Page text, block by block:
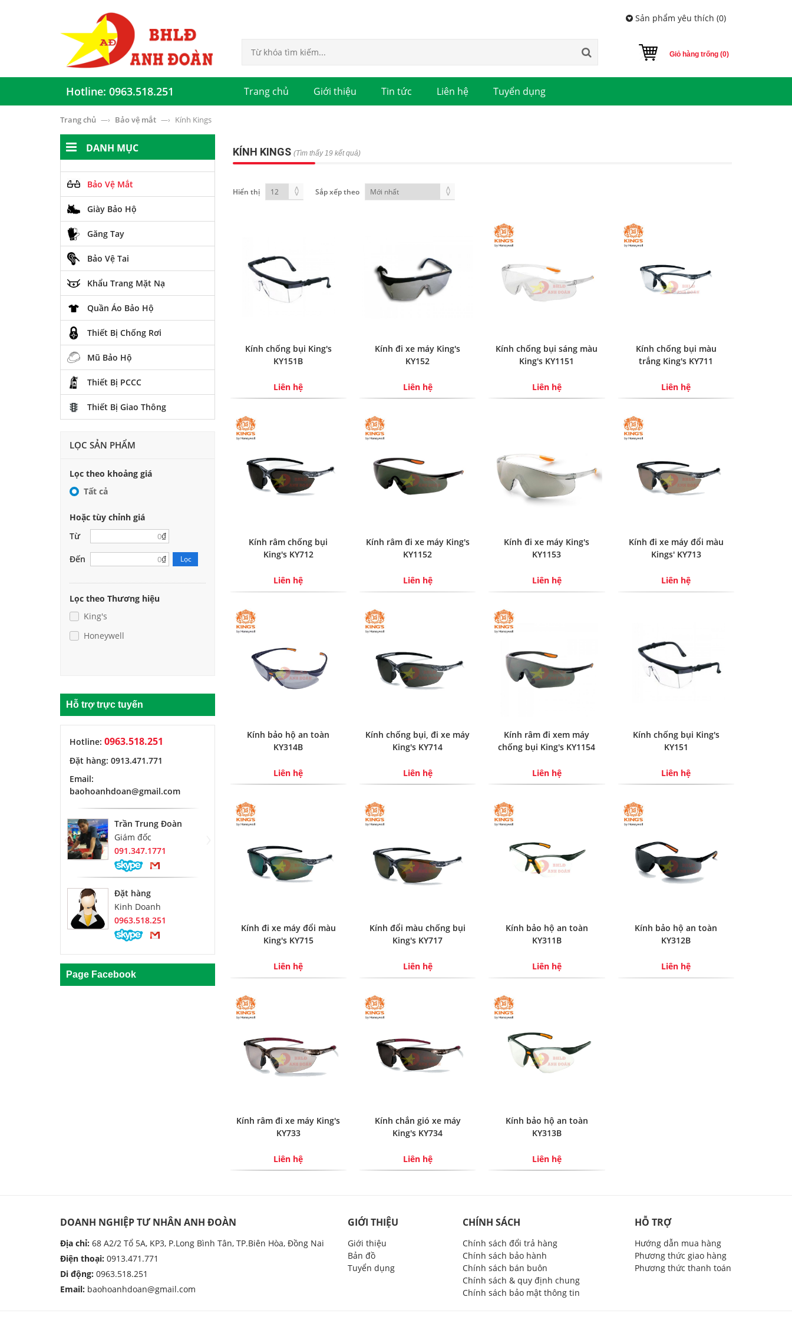
Sản phẩm yêu thích (0)
Giỏ hàng trống (0)
Hotline: 0963.518.251 Trang chủ Giới thiệu Tin tức Liên hệ Tuyển dụng
Trang chủ —› Bảo vệ mắt —› Kính Kings
DANH MỤC
Bảo Vệ Mắt
Giày Bảo Hộ
Găng Tay
Bảo Vệ Tai
Khẩu Trang Mặt Nạ
Quần Áo Bảo Hộ
Thiết Bị Chống Rơi
Mũ Bảo Hộ
Thiết Bị PCCC
Thiết Bị Giao Thông
LỌC SẢN PHẨM
Lọc theo khoảng giá
Tất cả
Hoặc tùy chỉnh giá
Từ
₫
Đến ₫ Lọc
Lọc theo Thương hiệu
King's
Honeywell
Hỗ trợ trực tuyến
Hotline: 0963.518.251
Đặt hàng: 0913.471.771
Email:
baohoanhdoan@gmail.com
Trần Trung Đoàn
Giám đốc
091.347.1771
Đặt hàng
Kinh Doanh
0963.518.251
‹
Page Facebook
KÍNH KINGS (Tìm thấy 19 kết quả)
Hiển thị Sắp xếp theo
Kính chống bụi King's
KY151B
Liên hệ
Kính đi xe máy King's
KY152
Liên hệ
Kính chống bụi sáng màu
King's KY1151
Liên hệ
Kính chống bụi màu
trắng King's KY711
Liên hệ
Kính râm chống bụi
King's KY712
Liên hệ
Kính râm đi xe máy King's
KY1152
Liên hệ
Kính đi xe máy King's
KY1153
Liên hệ
Kính đi xe máy đổi màu
Kings' KY713
Liên hệ
Kính bảo hộ an toàn
KY314B
Liên hệ
Kính chống bụi, đi xe máy
King's KY714
Liên hệ
Kính râm đi xem máy
chống bụi King's KY1154
Liên hệ
Kính chống bụi King's
KY151
Liên hệ
Kính đi xe máy đổi màu
King's KY715
Liên hệ
Kính đổi màu chống bụi
King's KY717
Liên hệ
Kính bảo hộ an toàn
KY311B
Liên hệ
Kính bảo hộ an toàn
KY312B
Liên hệ
Kính râm đi xe máy King's
KY733
Liên hệ
Kính chắn gió xe máy
King's KY734
Liên hệ
Kính bảo hộ an toàn
KY313B
Liên hệ
DOANH NGHIỆP TƯ NHÂN ANH ĐOÀN
Địa chỉ: 68 A2/2 Tổ 5A, KP3, P.Long Bình Tân, TP.Biên Hòa, Đồng Nai
Điện thoại: 0913.471.771
Di động: 0963.518.251
Email: baohoanhdoan@gmail.com
GIỚI THIỆU
Giới thiệu
Bản đồ
Tuyển dụng
CHÍNH SÁCH
Chính sách đổi trả hàng
Chính sách bảo hành
Chính sách bán buôn
Chính sách & quy định chung
Chính sách bảo mật thông tin
HỖ TRỢ
Hướng dẫn mua hàng
Phương thức giao hàng
Phương thức thanh toán